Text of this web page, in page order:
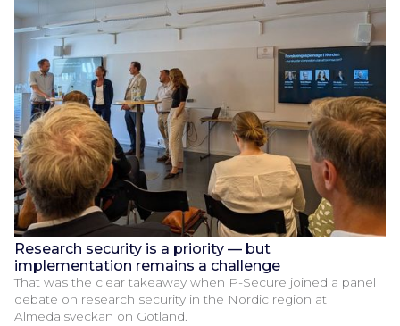
Research security is a priority — but
implementation remains a challenge
That was the clear takeaway when P-Secure joined a panel
debate on research security in the Nordic region at
Almedalsveckan on Gotland.